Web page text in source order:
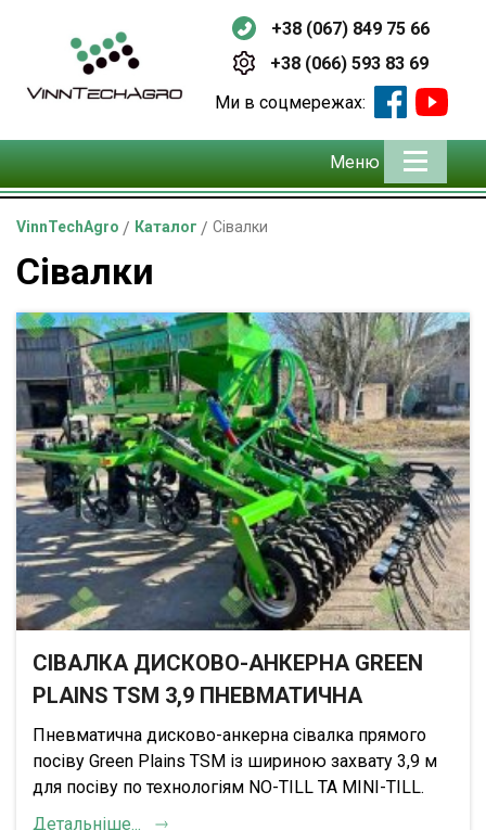
Меню
Ми в соцмережах:
+38 (067) 849 75 66
+38 (066) 593 83 69
VinnTechAgro / Каталог / Сівалки
Сівалки
СІВАЛКА ДИСКОВО-АНКЕРНА GREEN
PLAINS TSM 3,9 ПНЕВМАТИЧНА
Пневматична дисково-анкерна сівалка прямого
посіву Green Plains TSM із шириною захвату 3,9 м
для посіву по технологіям NO-TILL ТА MINI-TILL.
Детальніше...